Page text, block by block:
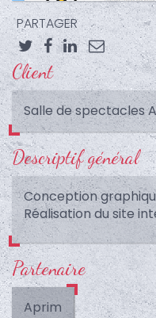
PARTAGER
TwitterFacebook
LinkedInEmail
Client
Salle de spectacles
Descriptif général
Conception
Réalisation du site
Partenaire
Aprim